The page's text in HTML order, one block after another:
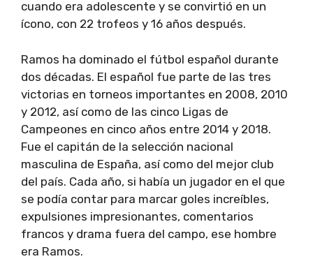
cuando era adolescente y se convirtió en un
ícono, con 22 trofeos y 16 años después.
Ramos ha dominado el fútbol español durante
dos décadas. El español fue parte de las tres
victorias en torneos importantes en 2008, 2010
y 2012, así como de las cinco Ligas de
Campeones en cinco años entre 2014 y 2018.
Fue el capitán de la selección nacional
masculina de España, así como del mejor club
del país. Cada año, si había un jugador en el que
se podía contar para marcar goles increíbles,
expulsiones impresionantes, comentarios
francos y drama fuera del campo, ese hombre
era Ramos.